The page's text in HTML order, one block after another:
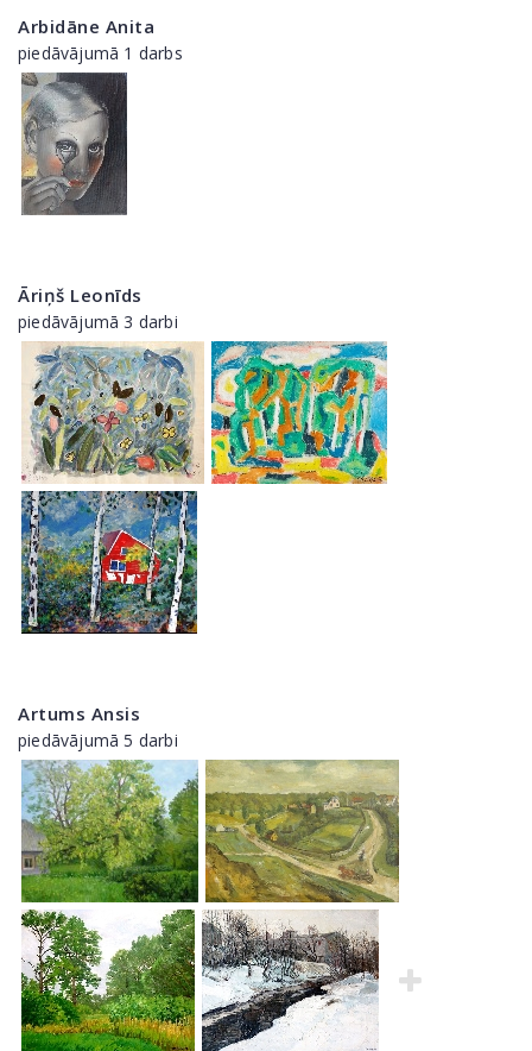
Arbidāne Anita
piedāvājumā 1 darbs
Āriņš Leonīds
piedāvājumā 3 darbi
Artums Ansis
piedāvājumā 5 darbi